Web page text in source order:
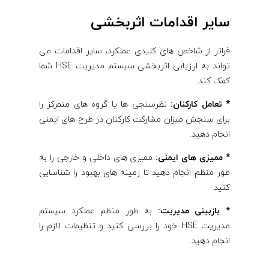
سایر اقدامات اثربخشی
فراتر از شاخص های کلیدی عملکرد، سایر اقدامات می
تواند به ارزیابی اثربخشی سیستم مدیریت HSE شما
کمک کند:
* تعامل کارکنان: نظرسنجی ها یا گروه های متمرکز را
برای سنجش میزان مشارکت کارکنان در طرح های ایمنی
انجام دهید.
* ممیزی های ایمنی: ممیزی های داخلی و خارجی را به
طور منظم انجام دهید تا زمینه های بهبود را شناسایی
کنید.
* بازبینی مدیریت: به طور منظم عملکرد سیستم
مدیریت HSE خود را بررسی کنید و تنظیمات لازم را
انجام دهید.